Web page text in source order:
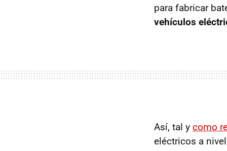
para fabricar
vehículos
Así, tal y como
eléctricos a